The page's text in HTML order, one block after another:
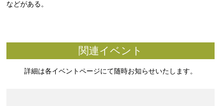
などがある。
関連イベント
詳細は各イベントページにて随時お知らせいたします。